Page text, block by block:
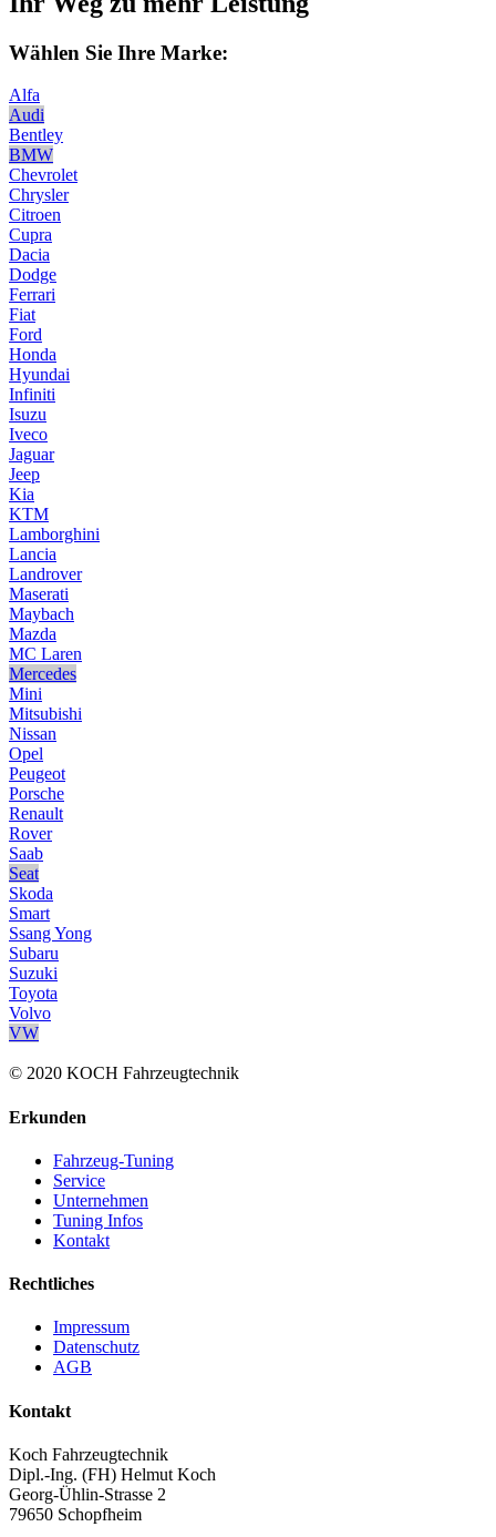
Wählen Sie Ihre Marke:
Alfa
Audi
Bentley
BMW
Chevrolet
Chrysler
Citroen
Cupra
Dacia
Dodge
Ferrari
Fiat
Ford
Honda
Hyundai
Infiniti
Isuzu
Iveco
Jaguar
Jeep
Kia
KTM
Lamborghini
Lancia
Landrover
Maserati
Maybach
Mazda
MC Laren
Mercedes
Mini
Mitsubishi
Nissan
Opel
Peugeot
Porsche
Renault
Rover
Saab
Seat
Skoda
Smart
Ssang Yong
Subaru
Suzuki
Toyota
Volvo
VW
© 2020 KOCH Fahrzeugtechnik
Erkunden
Fahrzeug-Tuning
Service
Unternehmen
Tuning Infos
Kontakt
Rechtliches
Impressum
Datenschutz
AGB
Kontakt
Koch Fahrzeugtechnik
Dipl.-Ing. (FH) Helmut Koch
Georg-Ühlin-Strasse 2
79650 Schopfheim